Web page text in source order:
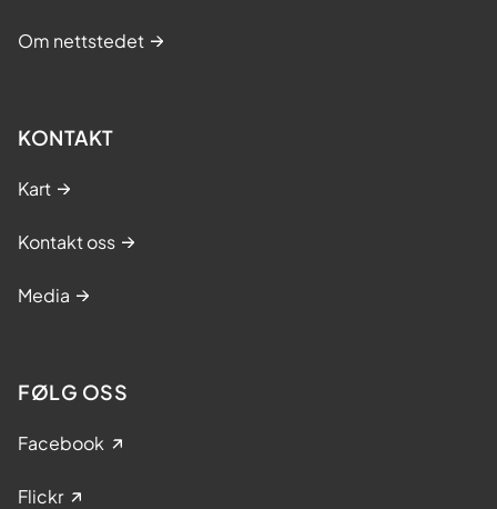
Om nettstedet
KONTAKT
Kart
Kontakt oss
Media
FØLG OSS
Facebook
Flickr